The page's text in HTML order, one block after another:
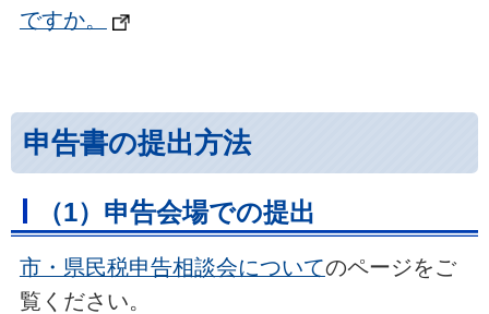
ですか。
申告書の提出方法
（1）申告会場での提出
市・県民税申告相談会についてのページをご
覧ください。